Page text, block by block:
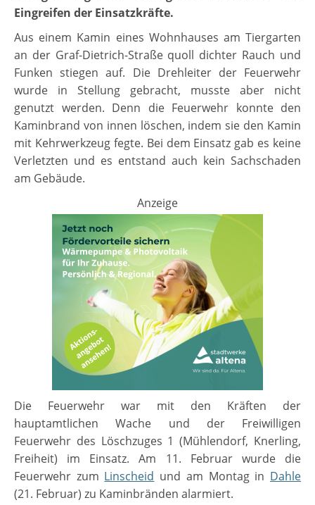
Eingreifen der Einsatzkräfte.
Aus einem Kamin eines Wohnhauses am Tiergarten
an der Graf-Dietrich-Straße quoll dichter Rauch und
Funken stiegen auf. Die Drehleiter der Feuerwehr
wurde in Stellung gebracht, musste aber nicht
genutzt werden. Denn die Feuerwehr konnte den
Kaminbrand von innen löschen, indem sie den Kamin
mit Kehrwerkzeug fegte. Bei dem Einsatz gab es keine
Verletzten und es entstand auch kein Sachschaden
am Gebäude.
Anzeige
Die Feuerwehr war mit den Kräften der
hauptamtlichen Wache und der Freiwilligen
Feuerwehr des Löschzuges 1 (Mühlendorf, Knerling,
Freiheit) im Einsatz. Am 11. Februar wurde die
Feuerwehr zum Linscheid und am Montag in Dahle
(21. Februar) zu Kaminbränden alarmiert.